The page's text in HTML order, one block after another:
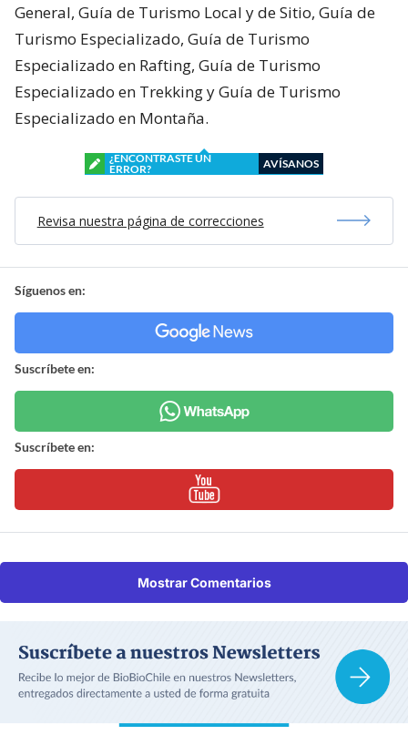
General, Guía de Turismo Local y de Sitio, Guía de
Turismo Especializado, Guía de Turismo
Especializado en Rafting, Guía de Turismo
Especializado en Trekking y Guía de Turismo
Especializado en Montaña.
¿ENCONTRASTE UN
ERROR?
AVÍSANOS
Revisa nuestra página de correcciones
Síguenos en:
Suscríbete en:
Suscríbete en:
Mostrar Comentarios